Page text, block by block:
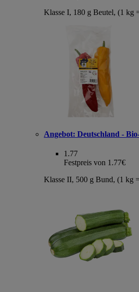
Klasse I, 180 g Beutel, (1 kg
Angebot: Deutschland -
1.77
Festpreis von 1.77€
Klasse II, 500 g Bund, (1 kg